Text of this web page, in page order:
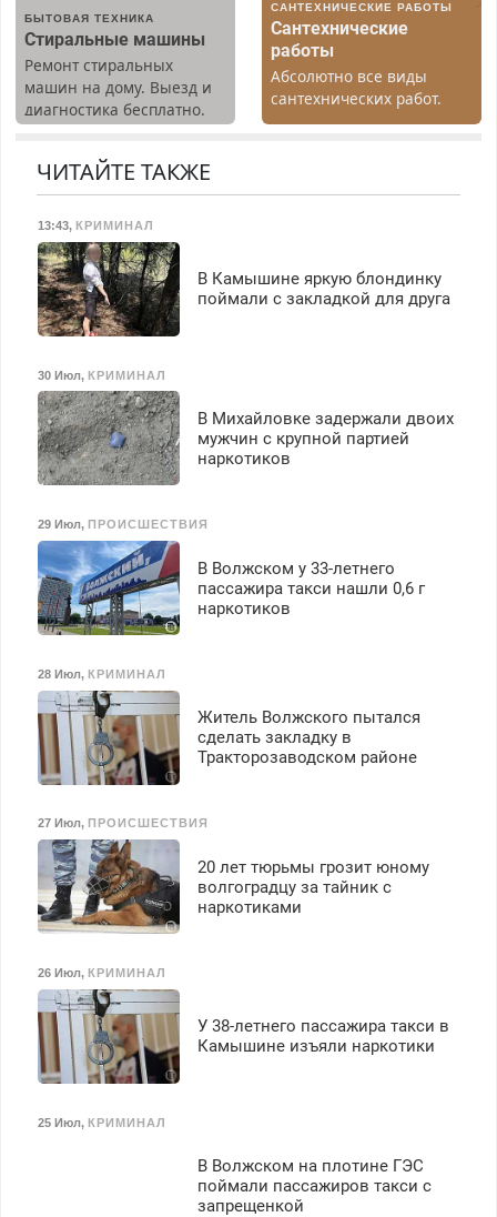
Ежемесячно
выплачивается денежная
премия. Возможно
бесплатное обучение,
получение документов,
работа инспектором по
125000 руб.
БЫТОВАЯ ТЕХНИКА
Стиральные машины
Ремонт стиральных
машин на дому. Выезд и
диагностика бесплатно.
САНТЕХНИЧЕСКИЕ РАБОТЫ
Сантехнические
работы
Абсолютно все виды
сантехнических работ.
Быстро. Качественно.
ЧИТАЙТЕ ТАКЖЕ
13:43, КРИМИНАЛ
В Камышине яркую блондинку
поймали с закладкой для друга
30 Июл, КРИМИНАЛ
В Михайловке задержали двоих
мужчин с крупной партией
наркотиков
29 Июл, ПРОИСШЕСТВИЯ
В Волжском у 33-летнего
пассажира такси нашли 0,6 г
наркотиков
28 Июл, КРИМИНАЛ
Житель Волжского пытался
сделать закладку в
Тракторозаводском районе
27 Июл, ПРОИСШЕСТВИЯ
20 лет тюрьмы грозит юному
волгоградцу за тайник с
наркотиками
26 Июл, КРИМИНАЛ
У 38-летнего пассажира такси в
Камышине изъяли наркотики
25 Июл, КРИМИНАЛ
В Волжском на плотине ГЭС
поймали пассажиров такси с
запрещенкой